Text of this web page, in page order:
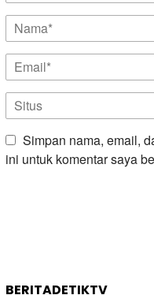
Simpan nama, email,
ini untuk komentar saya
BERITADETIKTV